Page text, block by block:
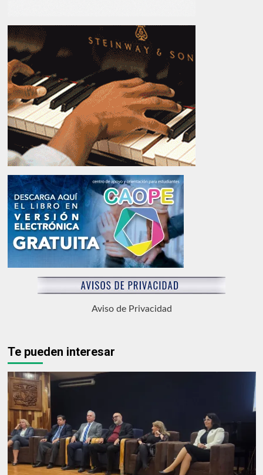
Aviso de Privacidad
Te pueden interesar